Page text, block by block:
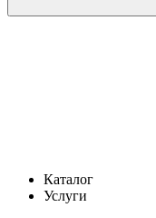
Каталог
Услуги